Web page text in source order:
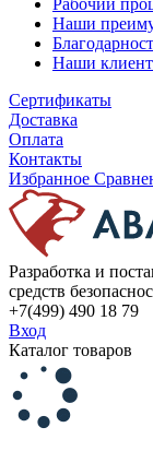
Рабочий
Наши
Наши
Сертификаты
Доставка
Оплата
Контакты
Избранное
Разработка и
средств
+7(499) 490 18 79
Вход
Каталог товаров